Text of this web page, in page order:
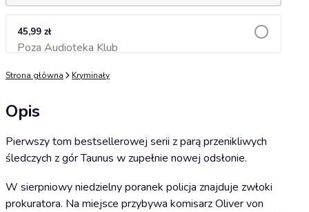
45,99 zł
Poza Audioteka KlubDodaj do koszyka
Strona główna Kryminały
Opis
Pierwszy tom bestsellerowej serii z parą przenikliwych
śledczych z gór Taunus w zupełnie nowej odsłonie.
W sierpniowy niedzielny poranek policja znajduje zwłoki
prokuratora. Na miejsce przybywa komisarz Oliver von